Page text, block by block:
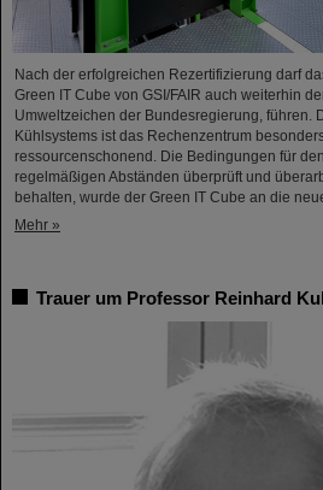
Nach der erfolgreichen Rezertifizierung darf
Green IT Cube von GSI/FAIR auch weiterhin
Umweltzeichen der Bundesregierung, führen.
Kühlsystems ist das Rechenzentrum
ressourcenschonend. Die Bedingungen für
regelmäßigen Abständen überprüft und
behalten, wurde der Green IT Cube an die
Mehr »
Trauer um Professor Reinhard